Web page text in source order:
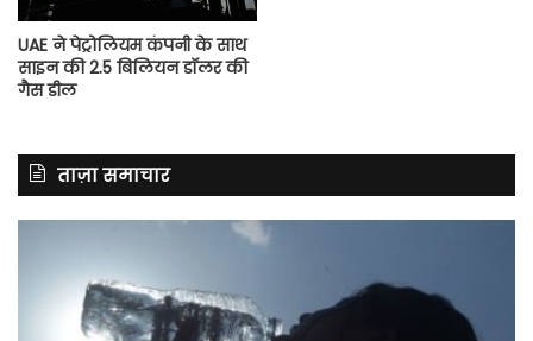
UAE ने पेट्रोलियम कंपनी के साथ
साइन की 2.5 बिलियन डॉलर की
गैस डील
ताज़ा समाचार